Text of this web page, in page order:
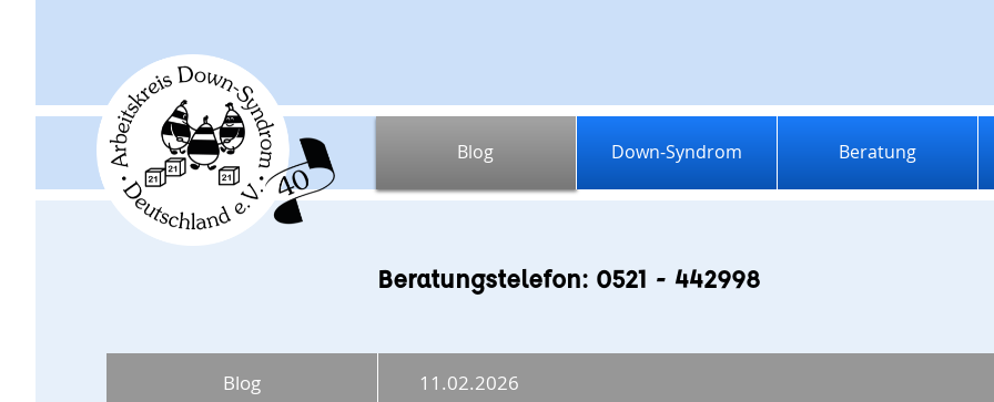
Blog Down-Syndrom Beratung
Beratungstelefon: 0521 - 442998
Blog 11.02.2026